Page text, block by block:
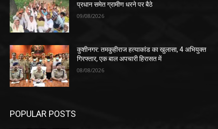
प्रधान समेत ग्रामीण धरने पर बैठे
09/08/2026
कुशीनगर: तमकुहीराज हत्याकांड का खुलासा, 4 अभियुक्त
गिरफ्तार, एक बाल अपचारी हिरासत में
08/08/2026
POPULAR POSTS